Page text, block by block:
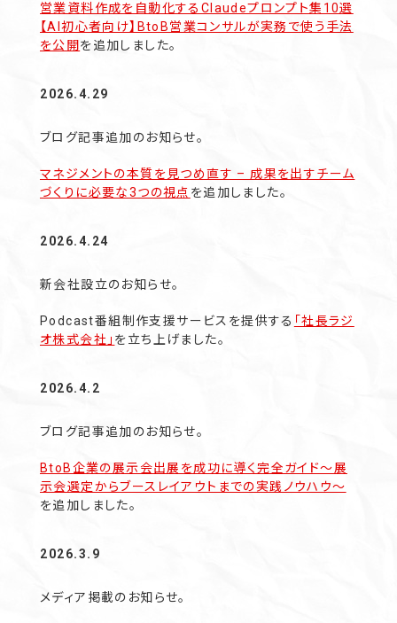
営業資料作成を自動化するClaudeプロンプト集10選
【AI初心者向け】BtoB営業コンサルが実務で使う手法
を公開 を追加しました。
2026.4.29
ブログ記事追加のお知らせ。
マネジメントの本質を見つめ直す – 成果を出すチーム
づくりに必要な3つの視点 を追加しました。
2026.4.24
新会社設立のお知らせ。
Podcast番組制作支援サービスを提供する 「社長ラジ
オ株式会社」 を立ち上げました。
2026.4.2
ブログ記事追加のお知らせ。
BtoB企業の展示会出展を成功に導く完全ガイド〜展
示会選定からブースレイアウトまでの実践ノウハウ〜
を追加しました。
2026.3.9
メディア掲載のお知らせ。